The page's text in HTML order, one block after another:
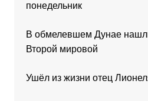
понедельник
В обмелевшем Дунае
Второй мировой
Ушёл из жизни отец